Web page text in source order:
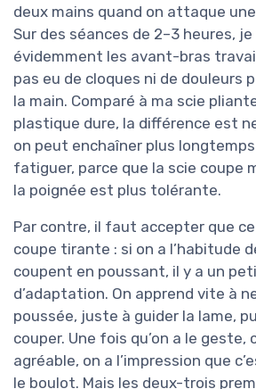
deux mains quand on attaque
Sur des séances de 2–3 heures,
évidemment les avant-bras
pas eu de cloques ni de douleurs
la main. Comparé à ma scie
plastique dure, la différence est
on peut enchaîner plus
fatiguer, parce que la scie coupe
la poignée est plus tolérante.
Par contre, il faut accepter que
coupe tirante : si on a l’habitude
coupent en poussant, il y a un
d’adaptation. On apprend vite à
poussée, juste à guider la lame,
couper. Une fois qu’on a le geste,
agréable, on a l’impression que
le boulot. Mais les deux-trois